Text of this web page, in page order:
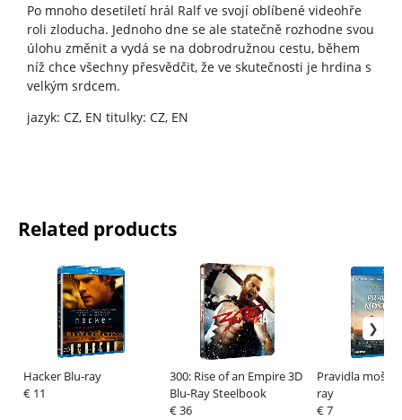
Po mnoho desetiletí hrál Ralf ve svojí oblíbené videohře
roli zloducha. Jednoho dne se ale statečně rozhodne svou
úlohu změnit a vydá se na dobrodružnou cestu, během
níž chce všechny přesvědčit, že ve skutečnosti je hrdina s
velkým srdcem.
jazyk: CZ, EN titulky: CZ, EN
Related products
Hacker Blu-ray
€ 11
300: Rise of an Empire 3D
Blu-Ray Steelbook
€ 36
Pravidla
ray
€ 7